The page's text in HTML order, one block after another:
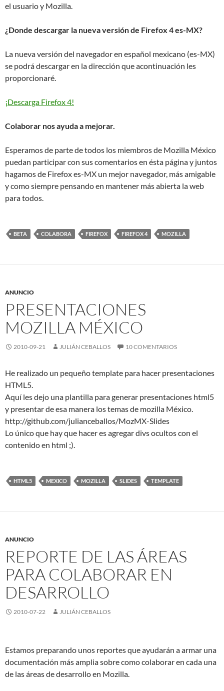
el usuario y Mozilla.
¿Donde descargar la nueva versión de Firefox 4 es-MX?
La nueva versión del navegador en español mexicano (es-MX)
se podrá descargar en la dirección que acontinuación les
proporcionaré.
¡Descarga Firefox 4!
Colaborar nos ayuda a mejorar.
Esperamos de parte de todos los miembros de Mozilla México
puedan participar con sus comentarios en ésta página y juntos
hagamos de Firefox es-MX un mejor navegador, más amigable
y como siempre pensando en mantener más abierta la web
para todos.
BETA COLABORA FIREFOX FIREFOX 4 MOZILLA
ANUNCIO
PRESENTACIONES
MOZILLA MÉXICO
2010-09-21 JULIÁN CEBALLOS 10 COMENTARIOS
He realizado un pequeño template para hacer presentaciones
HTML5.
Aquí les dejo una plantilla para generar presentaciones html5
y presentar de esa manera los temas de mozilla México.
http://github.com/julianceballos/MozMX-Slides
Lo único que hay que hacer es agregar divs ocultos con el
contenido en html ;).
HTML5 MEXICO MOZILLA SLIDES TEMPLATE
ANUNCIO
REPORTE DE LAS ÁREAS
PARA COLABORAR EN
DESARROLLO
2010-07-22 JULIÁN CEBALLOS
Estamos preparando unos reportes que ayudarán a armar una
documentación más amplia sobre como colaborar en cada una
de las áreas de desarrollo en Mozilla.